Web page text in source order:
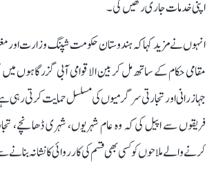
اپنی خدمات جاری رکھیں گی۔
انہوں نے مزید کہا کہ ہندوستان حکومت شپنگ وزارت اور
مقامی حکام کے ساتھ مل کر بین الاقوامی آبی گزرگاہوں میں
جہاز رانی اور تجارتی سرگرمیوں کی مسلسل حمایت کرتی
فریقوں سے اپیل کی کہ وہ عام شہریوں، شہری ڈھانچے،
کرنے والے ملاحوں کو کسی بھی قسم کی کارروائی کا نشانہ